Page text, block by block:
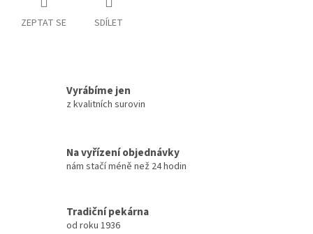
ZEPTAT SE SDÍLET
Vyrábíme jen
z kvalitních surovin
Na vyřízení objednávky
nám stačí méně než 24 hodin
Tradiční pekárna
od roku 1936